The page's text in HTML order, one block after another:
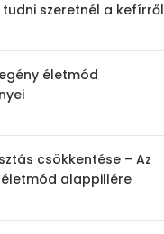
tudni szeretnél a kefírről
életmód
csökkentése – Az
alappillére